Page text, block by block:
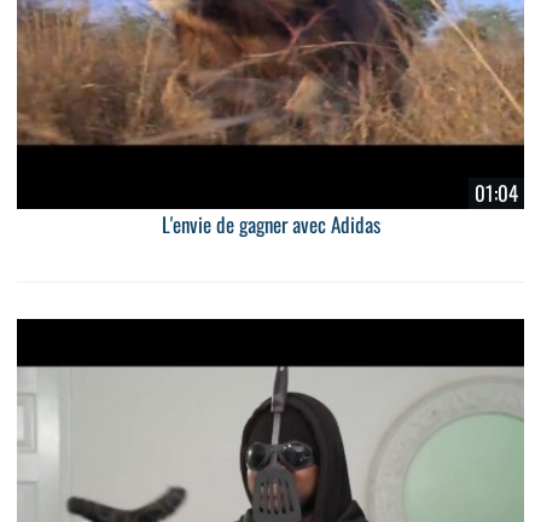
01:04
L'envie de gagner avec Adidas